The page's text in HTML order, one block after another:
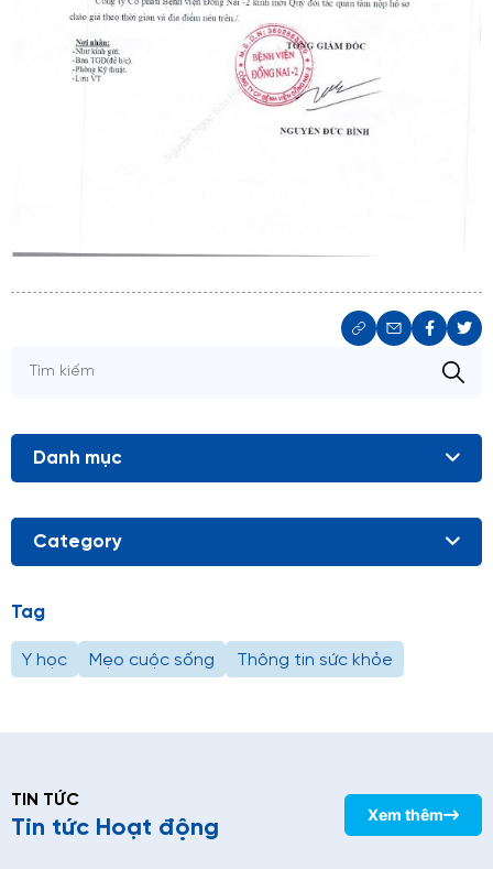
Danh mục
Category
Tag
Y học Mẹo cuộc sống Thông tin sức khỏe
TIN TỨC
Tin tức Hoạt động
Xem thêm